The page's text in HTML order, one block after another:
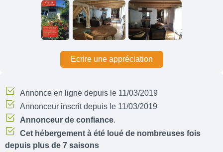
Ecrire une appréciation
Annonce en ligne depuis le 11/03/2019
Annonceur inscrit depuis le 11/03/2019
Annonceur de confiance.
Cet hébergement à été loué de nombreuses fois
depuis plus de 7 saisons